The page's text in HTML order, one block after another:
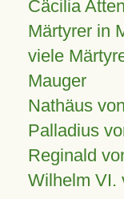
Cäcilia
Märtyrer in
viele
Mauger
Nathäus
Palladius
Reginald
Wilhelm VI.